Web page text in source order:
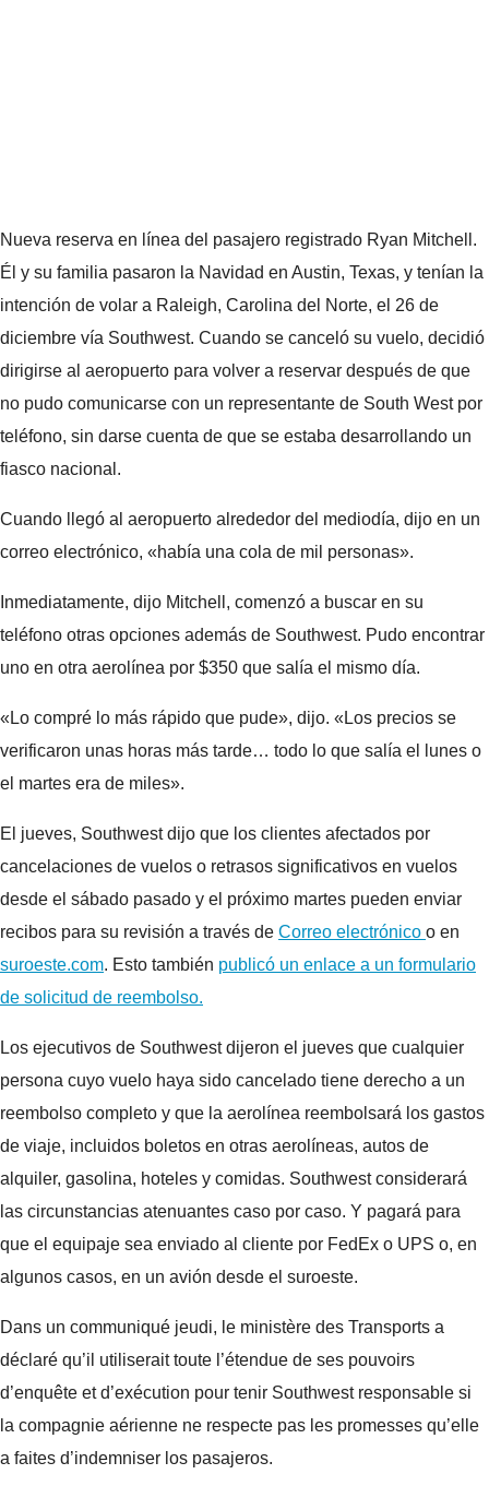
Nueva reserva en línea del pasajero registrado Ryan Mitchell.
Él y su familia pasaron la Navidad en Austin, Texas, y tenían la
intención de volar a Raleigh, Carolina del Norte, el 26 de
diciembre vía Southwest. Cuando se canceló su vuelo, decidió
dirigirse al aeropuerto para volver a reservar después de que
no pudo comunicarse con un representante de South West por
teléfono, sin darse cuenta de que se estaba desarrollando un
fiasco nacional.
Cuando llegó al aeropuerto alrededor del mediodía, dijo en un
correo electrónico, «había una cola de mil personas».
Inmediatamente, dijo Mitchell, comenzó a buscar en su
teléfono otras opciones además de Southwest. Pudo encontrar
uno en otra aerolínea por $350 que salía el mismo día.
«Lo compré lo más rápido que pude», dijo. «Los precios se
verificaron unas horas más tarde… todo lo que salía el lunes o
el martes era de miles».
El jueves, Southwest dijo que los clientes afectados por
cancelaciones de vuelos o retrasos significativos en vuelos
desde el sábado pasado y el próximo martes pueden enviar
recibos para su revisión a través de Correo electrónico o en
suroeste.com. Esto también publicó un enlace a un formulario
de solicitud de reembolso.
Los ejecutivos de Southwest dijeron el jueves que cualquier
persona cuyo vuelo haya sido cancelado tiene derecho a un
reembolso completo y que la aerolínea reembolsará los gastos
de viaje, incluidos boletos en otras aerolíneas, autos de
alquiler, gasolina, hoteles y comidas. Southwest considerará
las circunstancias atenuantes caso por caso. Y pagará para
que el equipaje sea enviado al cliente por FedEx o UPS o, en
algunos casos, en un avión desde el suroeste.
Dans un communiqué jeudi, le ministère des Transports a
déclaré qu’il utiliserait toute l’étendue de ses pouvoirs
d’enquête et d’exécution pour tenir Southwest responsable si
la compagnie aérienne ne respecte pas les promesses qu’elle
a faites d’indemniser los pasajeros.